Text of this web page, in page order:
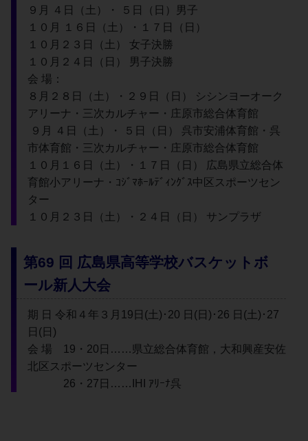
９月 ４日（土）・ ５日（日）男子
１０月 １６日（土）・１７日（日）
１０月２３日（土） 女子決勝
１０月２４日（日） 男子決勝
会 場：
８月２８日（土）・２９日（日） シシンヨーオーク
アリーナ・三次カルチャー・庄原市総合体育館
市体育館・三次カルチャー・庄原市総合体育館
１０月１６日（土）・１７日（日） 広島県立総合体
育館小アリーナ・ｺｼﾞﾏﾎｰﾙﾃﾞｨﾝｸﾞｽ中区スポーツセン
ター
１０月２３日（土）・２４日（日） サンプラザ
第69 回 広島県高等学校バスケットボ
ール新人大会
期 日 令和４年３月19日(土)･20 日(日)･26 日(土)･27
日(日)
会 場　19・20日……県立総合体育館，大和興産安佐
北区スポーツセンター
26・27日……IHI ｱﾘｰﾅ呉